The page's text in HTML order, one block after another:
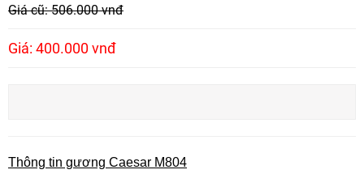
Giá cũ: 506.000 vnđ
Giá: 400.000 vnđ
Thông tin gương Caesar M804